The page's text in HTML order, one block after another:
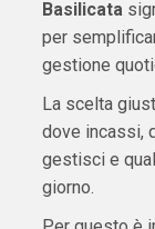
Basilicata
per
gestione
La scelta
dove incassi,
gestisci e
giorno.